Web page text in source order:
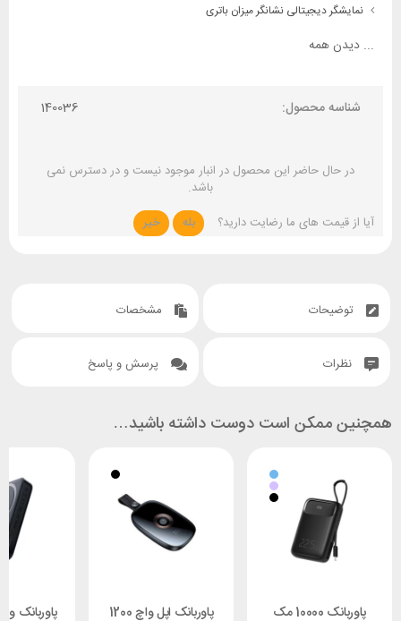
نمایشگر دیجیتالی نشانگر میزان باتری
... دیدن همه
شناسه محصول: 140036
در حال حاضر این محصول در انبار موجود نیست و در دسترس نمی
باشد.
آیا از قیمت های ما رضایت دارید؟
بله خیر
توضیحات مشخصات
نظرات پرسش و پاسخ
همچنین ممکن است دوست داشته باشید…
پاوربانک 10000 مک
پاوربانک اپل واچ 1200